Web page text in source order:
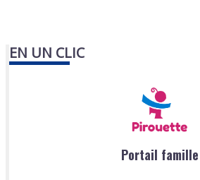
EN UN CLIC
Portail famille